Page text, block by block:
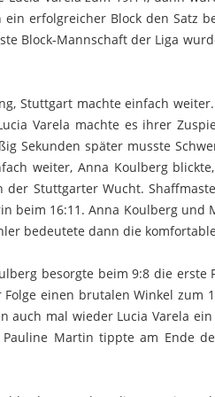
erfolgreicher Block den Satz
Block-Mannschaft der Liga
Stuttgart machte einfach
Varela machte es ihrer
Sekunden später musste
weiter, Anna Koulberg
Stuttgarter Wucht.
beim 16:11. Anna Koulberg
bedeutete dann die
besorgte beim 9:8 die erste
einen brutalen Winkel zum
auch mal wieder Lucia Varela
Martin tippte am Ende